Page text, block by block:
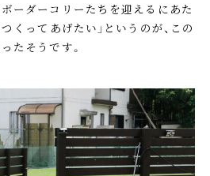
ーダーコリーたちを迎えるにあた
くってあげたい」というのが、この
たそうです。